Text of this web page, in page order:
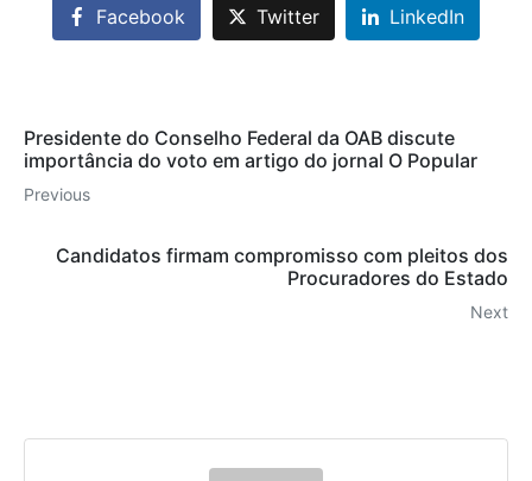
Facebook Twitter LinkedIn
Presidente do Conselho Federal da OAB discute
importância do voto em artigo do jornal O Popular
Previous
Candidatos firmam compromisso com pleitos dos
Procuradores do Estado
Next